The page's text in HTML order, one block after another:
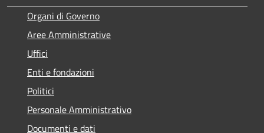
Organi di Governo
Aree Amministrative
Uffici
Enti e fondazioni
Politici
Personale Amministrativo
Documenti e dati